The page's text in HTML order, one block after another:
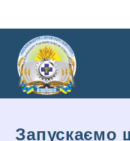
Запускаємо